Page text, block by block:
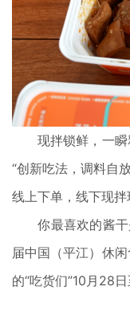
现拌锁鲜， 一瞬
“创新吃法，调料自
线上下单，线下现拌
你最喜欢的酱干
届中国（平江） 休闲
的“吃货们”10月28